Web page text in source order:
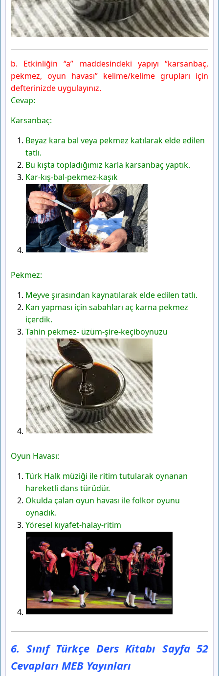
b. Etkinliğin “a” maddesindeki yapıyı “karsanbaç,
pekmez, oyun havası” kelime/kelime grupları için
defterinizde uygulayınız.
Cevap:
Karsanbaç:
Beyaz kara bal veya pekmez katılarak elde edilen
tatlı.
Bu kışta topladığımız karla karsanbaç yaptık.
Kar-kış-bal-pekmez-kaşık
Pekmez:
Meyve şırasından kaynatılarak elde edilen tatlı.
Kan yapması için sabahları aç karna pekmez
içerdik.
Tahin pekmez- üzüm-şire-keçiboynuzu
Oyun Havası:
Türk Halk müziği ile ritim tutularak oynanan
hareketli dans türüdür.
Okulda çalan oyun havası ile folkor oyunu
oynadık.
Yöresel kıyafet-halay-ritim
6. Sınıf Türkçe Ders Kitabı Sayfa 52
Cevapları MEB Yayınları